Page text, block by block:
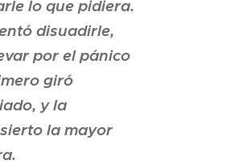
lo que pidiera.
disuadirle,
por el pánico
giró
y la
la mayor